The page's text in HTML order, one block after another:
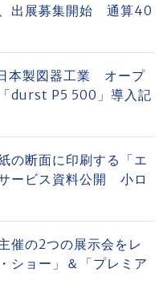
出展募集開始 通算40
本製図器工業 オープ
durst P5 500」導入記
断面に印刷する「エ
ービス資料公開 小ロ
催の2つの展示会をレ
ョー」＆「プレミア